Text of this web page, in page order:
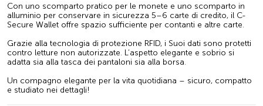
Con uno scomparto pratico per le monete e uno scomparto in
alluminio per conservare in sicurezza 5–6 carte di credito, il C-
Secure Wallet offre spazio sufficiente per contanti e altre carte.
Grazie alla tecnologia di protezione RFID, i Suoi dati sono protetti
contro letture non autorizzate. L’aspetto elegante e sobrio si
adatta sia alla tasca dei pantaloni sia alla borsa.
Un compagno elegante per la vita quotidiana – sicuro, compatto
e studiato nei dettagli!